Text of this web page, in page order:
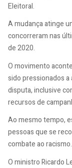
Eleitoral.
A mudança atinge
concorreram nas
de 2020.
O movimento
sido pressionados
disputa, inclusive
recursos de
Ao mesmo tempo,
pessoas que se
combate ao racismo.
O ministro Ricardo